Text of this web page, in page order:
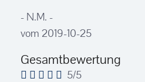
- N.M. -
vom 2019-10-25
Gesamtbewertung
5/5